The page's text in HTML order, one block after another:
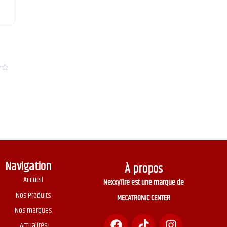
Navigation
Accueil
Nos Produits
Nos marques
À propos
NexxyTire est une marque de
MECATRONIC CENTER